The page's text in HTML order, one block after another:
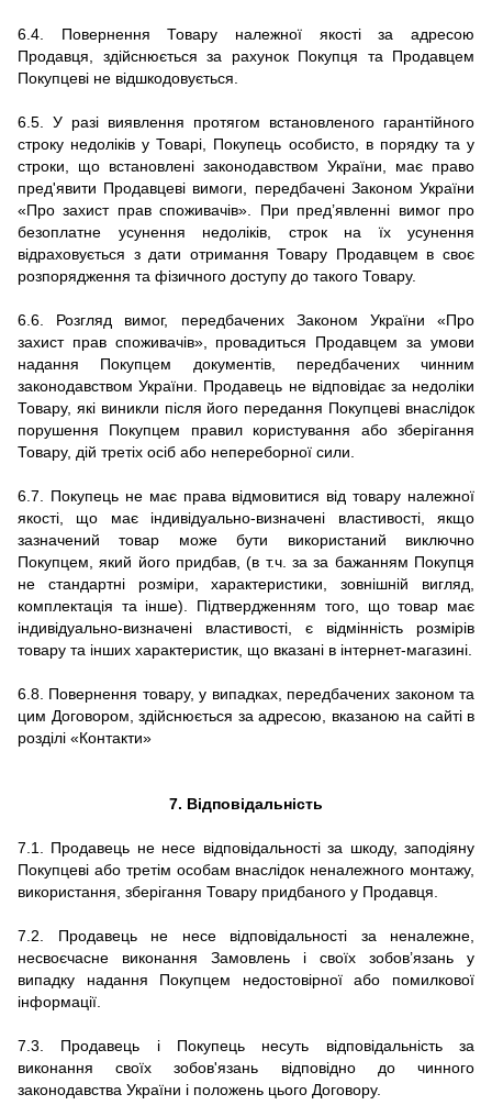
6.4. Повернення Товару належної якості за адресою
Продавця, здійснюється за рахунок Покупця та Продавцем
Покупцеві не відшкодовується.
6.5. У разі виявлення протягом встановленого гарантійного
строку недоліків у Товарі, Покупець особисто, в порядку та у
строки, що встановлені законодавством України, має право
пред'явити Продавцеві вимоги, передбачені Законом України
«Про захист прав споживачів». При пред’явленні вимог про
безоплатне усунення недоліків, строк на їх усунення
відраховується з дати отримання Товару Продавцем в своє
розпорядження та фізичного доступу до такого Товару.
6.6. Розгляд вимог, передбачених Законом України «Про
захист прав споживачів», провадиться Продавцем за умови
надання Покупцем документів, передбачених чинним
законодавством України. Продавець не відповідає за недоліки
Товару, які виникли після його передання Покупцеві внаслідок
порушення Покупцем правил користування або зберігання
Товару, дій третіх осіб або непереборної сили.
6.7.
Покупець не має права відмовитися від товару належної
якості, що має індивідуально-визначені властивості, якщо
зазначений товар може бути використаний виключно
Покупцем, який його придбав, (в т.ч. за за бажанням Покупця
не стандартні розміри, характеристики, зовнішній вигляд,
комплектація та інше).
Підтвердженням того, що товар має
індивідуально-визначені властивості, є відмінність розмірів
товару та інших характеристик, що вказані в інтернет-магазині.
6.8. Повернення товару, у випадках, передбачених законом та
цим Договором, здійснюється за адресою, вказаною на сайті в
розділі «Контакти»
7. Відповідальність
7.1.
Продавець не несе відповідальності за шкоду, заподіяну
Покупцеві або третім особам внаслідок неналежного монтажу,
використання, зберігання Товару придбаного у Продавця.
7.2.
Продавець не несе відповідальності за неналежне,
несвоєчасне виконання Замовлень і своїх зобов’язань у
випадку надання Покупцем недостовірної або помилкової
інформації.
7.3.
Продавець і Покупець несуть відповідальність за
виконання своїх зобов'язань відповідно до чинного
законодавства України і положень цього Договору.